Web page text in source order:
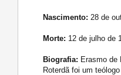
Nascimento: 28 de
Morte: 12 de julho de
Biografia: Erasmo de
Roterdã foi um